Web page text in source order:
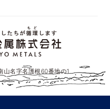
山名字名護根60番地の1